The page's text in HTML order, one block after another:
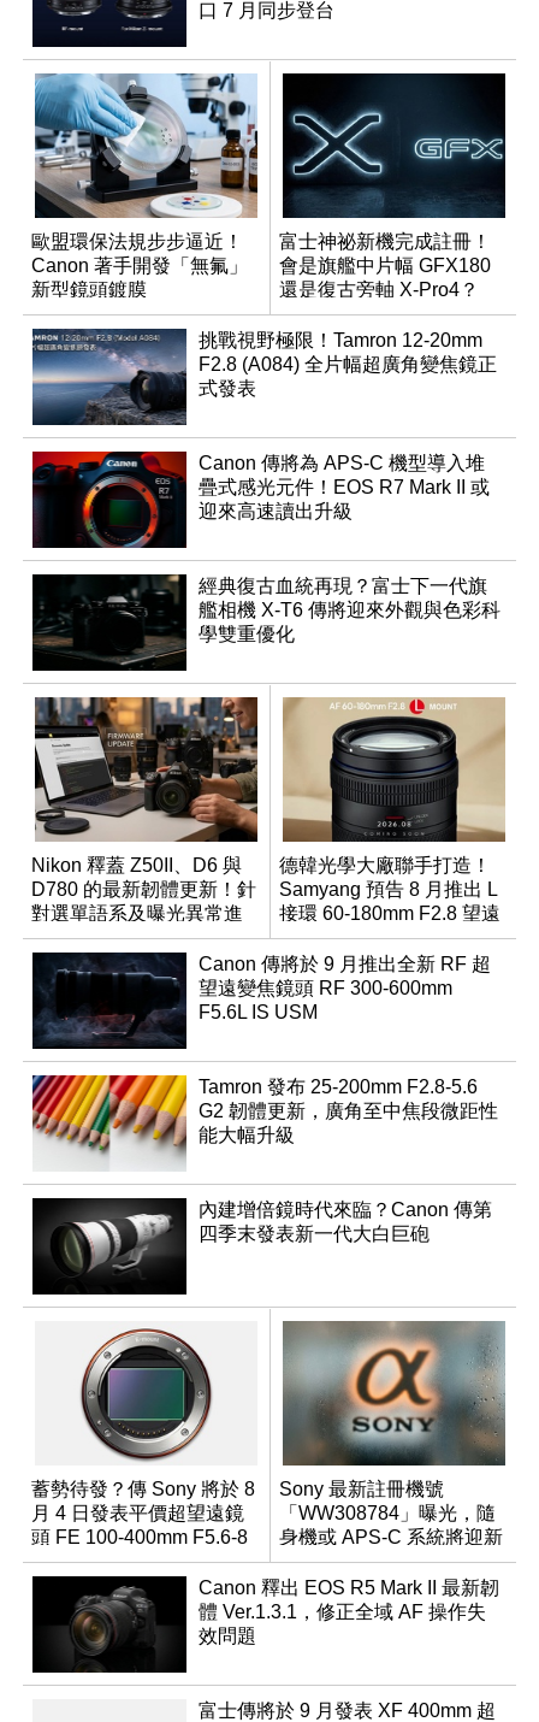
口 7 月同步登台
歐盟環保法規步步逼近！
Canon 著手開發「無氟」
新型鏡頭鍍膜
富士神祕新機完成註冊！
會是旗艦中片幅 GFX180
還是復古旁軸 X-Pro4？
挑戰視野極限！Tamron 12-20mm
F2.8 (A084) 全片幅超廣角變焦鏡正
式發表
Canon 傳將為 APS-C 機型導入堆
疊式感光元件！EOS R7 Mark II 或
迎來高速讀出升級
經典復古血統再現？富士下一代旗
艦相機 X-T6 傳將迎來外觀與色彩科
學雙重優化
Nikon 釋蓋 Z50II、D6 與
D780 的最新韌體更新！針
對選單語系及曝光異常進
行修復
德韓光學大廠聯手打造！
Samyang 預告 8 月推出 L
接環 60-180mm F2.8 望遠
變焦鏡
Canon 傳將於 9 月推出全新 RF 超
望遠變焦鏡頭 RF 300-600mm
F5.6L IS USM
Tamron 發布 25-200mm F2.8-5.6
G2 韌體更新，廣角至中焦段微距性
能大幅升級
內建增倍鏡時代來臨？Canon 傳第
四季末發表新一代大白巨砲
蓄勢待發？傳 Sony 將於 8
月 4 日發表平價超望遠鏡
頭 FE 100-400mm F5.6-8
Sony 最新註冊機號
「WW308784」曝光，隨
身機或 APS-C 系統將迎新
成員？
Canon 釋出 EOS R5 Mark II 最新韌
體 Ver.1.3.1，修正全域 AF 操作失
效問題
富士傳將於 9 月發表 XF 400mm 超